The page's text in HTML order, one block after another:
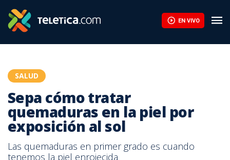
EN VIVO
SALUD
Sepa cómo tratar
quemaduras en la piel por
exposición al sol
Las quemaduras en primer grado es cuando
tenemos la piel enrojecida